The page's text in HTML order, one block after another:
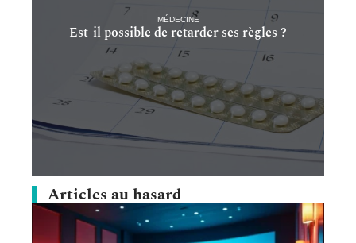
MÉDECINE
Est-il possible de retarder ses règles ?
Articles au hasard